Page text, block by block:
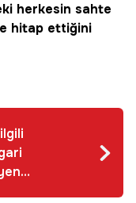
herkesin sahte
hitap ettiğini